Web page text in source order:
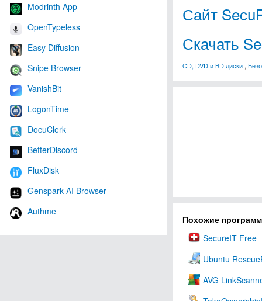
Modrinth App
OpenTypeless
Easy Diffusion
Snipe Browser
VanishBit
LogonTime
DocuClerk
BetterDiscord
FluxDisk
Genspark AI Browser
Authme
Сайт
Скачать
CD, DVD и BD диски ,
Похожие
SecureIT Free
Ubuntu
AVG